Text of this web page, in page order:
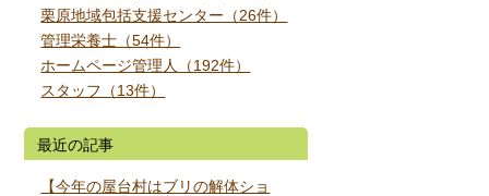
栗原地域包括支援センター（26件）
管理栄養士（54件）
ホームページ管理人（192件）
スタッフ（13件）
最近の記事
【今年の屋台村はブリの解体ショ